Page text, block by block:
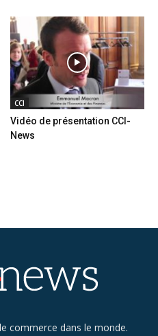
CCI
Vidéo de présentation CCI-
News
commerce dans le monde.